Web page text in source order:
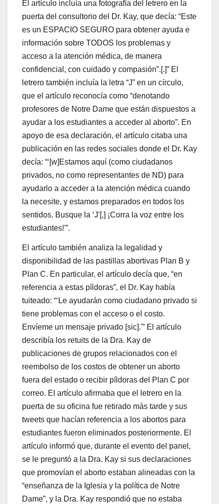
El artículo incluía una fotografía del letrero en la
puerta del consultorio del Dr. Kay, que decía: “Este
es un ESPACIO SEGURO para obtener ayuda e
información sobre TODOS los problemas y
acceso a la atención médica, de manera
confidencial, con cuidado y compasión”.[.]” El
letrero también incluía la letra “J” en un círculo,
que el artículo reconocía como “denotando
profesores de Notre Dame que están dispuestos a
ayudar a los estudiantes a acceder al aborto”. En
apoyo de esa declaración, el artículo citaba una
publicación en las redes sociales donde el Dr. Kay
decía: “‘[w]Estamos aquí (como ciudadanos
privados, no como representantes de ND) para
ayudarlo a acceder a la atención médica cuando
la necesite, y estamos preparados en todos los
sentidos. Busque la ‘J'[,] ¡Corra la voz entre los
estudiantes!'”.
El artículo también analiza la legalidad y
disponibilidad de las pastillas abortivas Plan B y
Plan C. En particular, el artículo decía que, “en
referencia a estas píldoras”, el Dr. Kay había
tuiteado: “‘Le ayudarán como ciudadano privado si
tiene problemas con el acceso o el costo.
Envíeme un mensaje privado [sic].'” El artículo
describía los retuits de la Dra. Kay de
publicaciones de grupos relacionados con el
reembolso de los costos de obtener un aborto
fuera del estado o recibir píldoras del Plan C por
correo. El artículo afirmaba que el letrero en la
puerta de su oficina fue retirado más tarde y sus
tweets que hacían referencia a los abortos para
estudiantes fueron eliminados posteriormente. El
artículo informó que, durante el evento del panel,
se le preguntó a la Dra. Kay si sus declaraciones
que promovían el aborto estaban alineadas con la
“enseñanza de la Iglesia y la política de Notre
Dame”, y la Dra. Kay respondió que no estaba